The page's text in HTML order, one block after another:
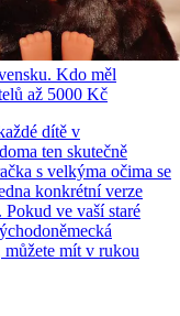
Kdo měl
až 5000 Kč
dítě v
ten skutečně
s velkýma očima se
konkrétní verze
ve vaší staré
mít v rukou